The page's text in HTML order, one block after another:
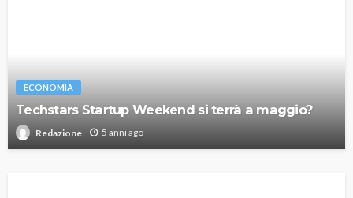
ECONOMIA
Techstars Startup Weekend si terrà a maggio?
Redazione 5 anni ago